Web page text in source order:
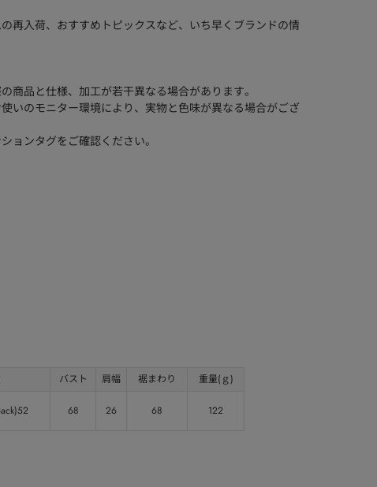
再入荷、おすすめトピックスなど、いち早くブランドの情
商品と仕様、加工が若干異なる場合があります。
いのモニター環境により、実物と色味が異なる場合がござ
ョンタグをご確認ください。
バスト 肩幅 裾まわり 重量(ｇ)
68 26 68 122